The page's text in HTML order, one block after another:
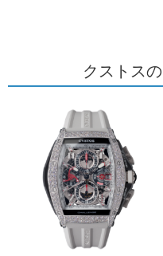
クストス